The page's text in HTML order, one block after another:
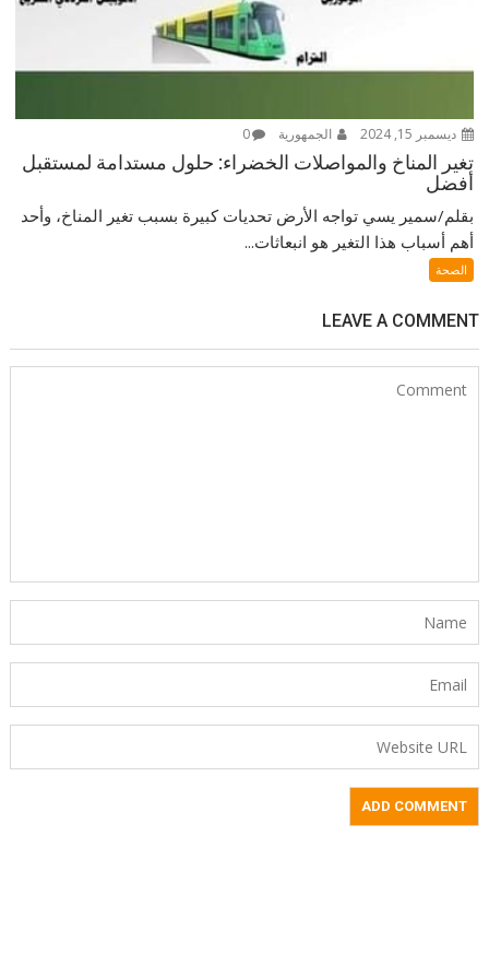
ديسمبر 15, 2024 الجمهورية 0
تغير المناخ والمواصلات الخضراء: حلول مستدامة لمستقبل
أفضل
بقلم/سمير يسي تواجه الأرض تحديات كبيرة بسبب تغير المناخ، وأحد
أهم أسباب هذا التغير هو انبعاثات...
الصحة
LEAVE A COMMENT